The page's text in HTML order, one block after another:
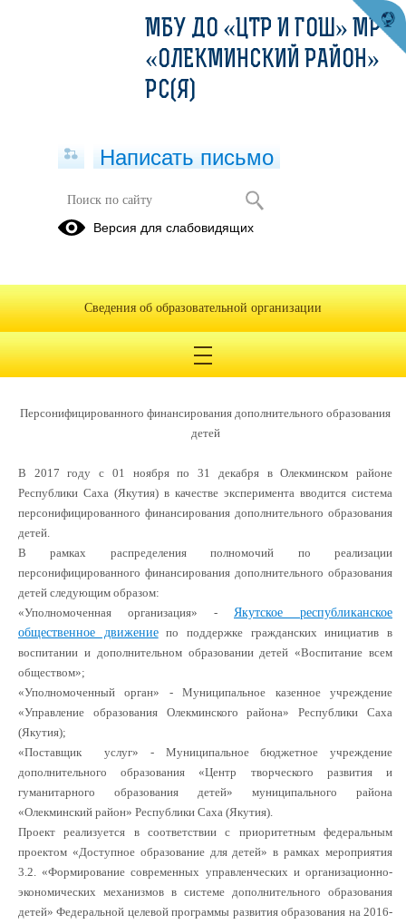
ПФДО
дополнительного
Персонифицированного финансирования дополнительного образования
детей
В 2017 году с 01 ноября по 31 декабря в Олекминском районе
Республики Саха (Якутия) в качестве эксперимента вводится система
персонифицированного финансирования дополнительного образования
детей.
В рамках распределения полномочий по реализации
персонифицированного финансирования дополнительного образования
детей следующим образом:
«Уполномоченная организация» - Якутское республиканское
общественное движениепо поддержке гражданских инициатив в
воспитании и дополнительном образовании детей «Воспитание всем
обществом»;
«Уполномоченный орган» - Муниципальное казенное учреждение
«Управление образования Олекминского района» Республики Саха
(Якутия);
«Поставщик услуг» - Муниципальное бюджетное учреждение
дополнительного образования «Центр творческого развития и
гуманитарного образования детей» муниципального района
«Олекминский район» Республики Саха (Якутия).
Проект реализуется в соответствии с приоритетным федеральным
проектом «Доступное образование для детей» в рамках мероприятия
3.2. «Формирование современных управленческих и организационно-
экономических механизмов в системе дополнительного образования
детей» Федеральной целевой программы развития образования на 2016-
МБУ ДО «ЦТР И ГОШ» МР
«ОЛЕКМИНСКИЙ РАЙОН»
РС(Я)
Написать письмо
Версия для слабовидящих
Сведения об образовательной организации